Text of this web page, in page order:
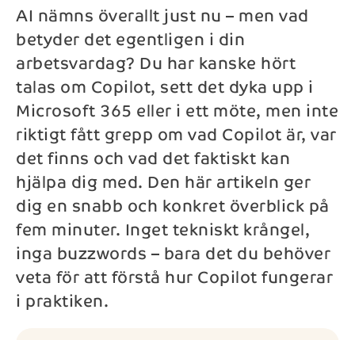
AI nämns överallt just nu – men vad
betyder det egentligen i din
arbetsvardag? Du har kanske hört
talas om Copilot, sett det dyka upp i
Microsoft 365 eller i ett möte, men inte
riktigt fått grepp om vad Copilot är, var
det finns och vad det faktiskt kan
hjälpa dig med. Den här artikeln ger
dig en snabb och konkret överblick på
fem minuter. Inget tekniskt krångel,
inga buzzwords – bara det du behöver
veta för att förstå hur Copilot fungerar
i praktiken.
E-post*
Telefon*
Meddelande
Skicka
Genom att kontakta NAB kommer dina personuppgifter
behandlas enligt NAB:s